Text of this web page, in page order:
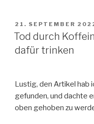
VERÖFFENTLICHT
AM
21. SEPTEMBER
Tod durch
dafür trinken
Lustig, den Artikel hab
gefunden, und dachte
oben gehoben zu